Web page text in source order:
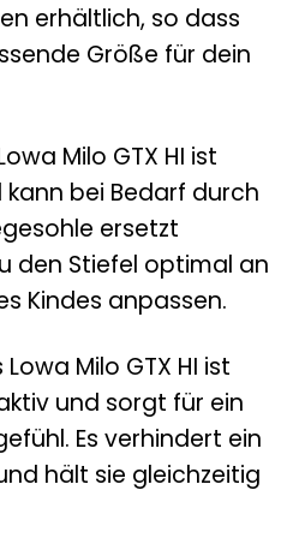
erhältlich, so dass
Größe für dein
Milo GTX HI ist
bei Bedarf durch
ersetzt
den Stiefel optimal an
Kindes anpassen.
Lowa Milo GTX HI ist
und sorgt für ein
Es verhindert ein
hält sie gleichzeitig